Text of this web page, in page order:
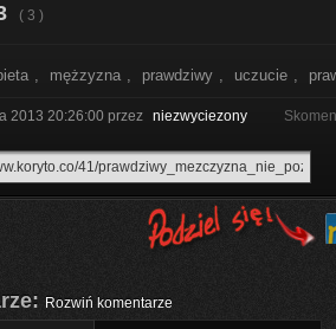
( 3 )
, mężzyzna , prawdziwy , uczucie ,
2013 20:26:00 przez niezwyciezony
Rozwiń komentarze